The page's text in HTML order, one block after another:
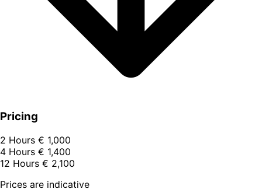
Pricing
2 Hours € 1,000
4 Hours € 1,400
12 Hours € 2,100
Prices are indicative